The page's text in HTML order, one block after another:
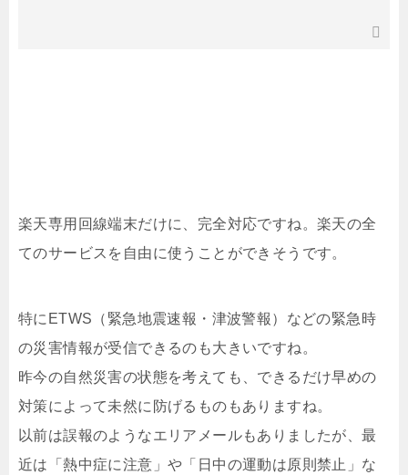
楽天専用回線端末だけに、完全対応ですね。楽天の全
てのサービスを自由に使うことができそうです。
特にETWS（緊急地震速報・津波警報）などの緊急時
の災害情報が受信できるのも大きいですね。
昨今の自然災害の状態を考えても、できるだけ早めの
対策によって未然に防げるものもありますね。
以前は誤報のようなエリアメールもありましたが、最
近は「熱中症に注意」や「日中の運動は原則禁止」な